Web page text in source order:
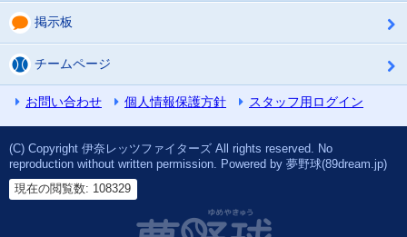
掲示板
チームページ
お問い合わせ 個人情報保護方針 スタッフ用ログイン
(C) Copyright 伊奈レッツファイターズ All rights reserved. No
reproduction without written permission. Powered by 夢野球(89dream.jp)
現在の閲覧数: 108329